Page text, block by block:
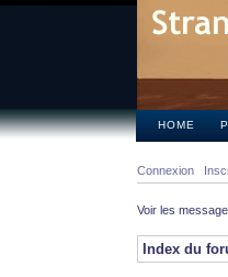
HOME
Connexion
Voir les
Index du